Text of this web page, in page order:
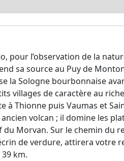
pour l’observation de la
sa source au Puy de
la Sologne bourbonnaise
villages de caractère au
à Thionne puis Vaumas et
volcan ; il domine les
Morvan. Sur le chemin du
de verdure, attirera votre
km.